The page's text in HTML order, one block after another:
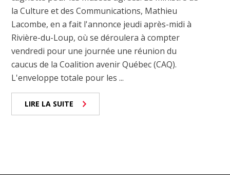
la Culture et des Communications, Mathieu
Lacombe, en a fait l'annonce jeudi après-midi à
Rivière-du-Loup, où se déroulera à compter
vendredi pour une journée une réunion du
caucus de la Coalition avenir Québec (CAQ).
L'enveloppe totale pour les ...
LIRE LA SUITE